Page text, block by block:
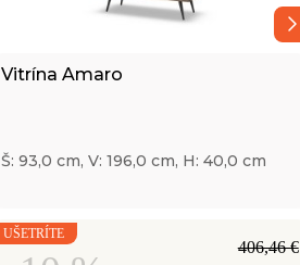
Vitrína Amaro
Š: 93,0 cm, V: 196,0 cm, H: 40,0 cm
UŠETRÍTE
406,46 €